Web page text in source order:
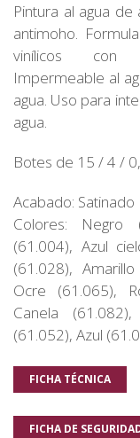
Pintura al agua
antimoho.
vinílicos con
Impermeable al
agua. Uso para
agua.
Botes de 15 / 4 /
Acabado: Satinado
Colores: Negro
(61.004), Azul
(61.028),
Ocre (61.065),
Canela
(61.052), Azul
FICHA TÉCNICA
FICHA DE